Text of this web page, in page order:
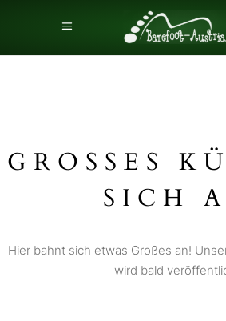
GROSSES
ICH AN
Hier bahnt sich etwas Großes an!
wird bald